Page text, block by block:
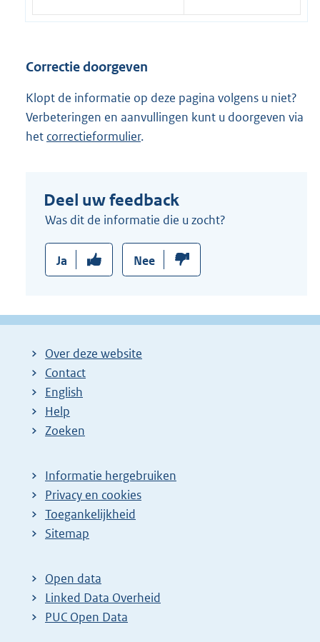
k
r
n
k
Correctie doorgeven
Klopt de informatie op deze pagina volgens u niet?
Verbeteringen en aanvullingen kunt u doorgeven via
het correctieformulier.
Deel uw feedback
Was dit de informatie die u zocht?
Ja Nee
Over deze website
Contact
English
Help
Zoeken
Informatie hergebruiken
Privacy en cookies
Toegankelijkheid
Sitemap
Open data
Linked Data Overheid
PUC Open Data